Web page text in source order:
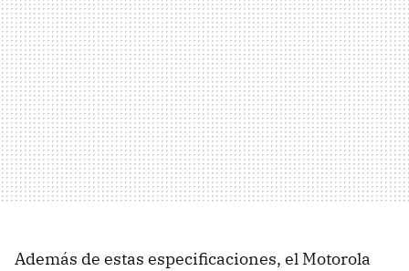
Además de estas especificaciones, el Motorola